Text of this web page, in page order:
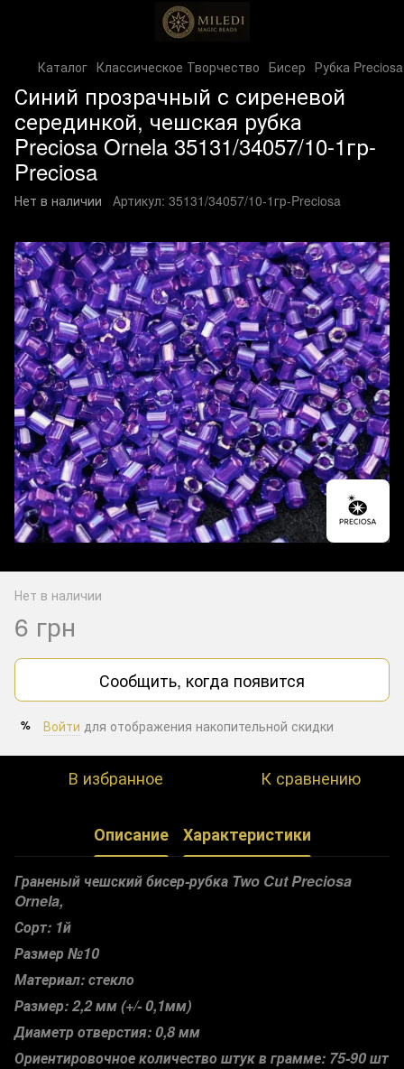
Каталог Классическое Творчество Бисер Рубка
Синий прозрачный с сиреневой
серединкой, чешская рубка
Preciosa Ornela 35131/34057/10-1гр-
Preciosa
Нет в наличии Артикул: 35131/34057/10-1гр-Preciosa
Нет в наличии
6 грн
Сообщить, когда появится
% Войти для отображения накопительной скидки
В избранное К сравнению
Описание Характеристики
Граненый чешский бисер-рубка Two Cut Preciosa
Ornela,
Сорт: 1й
Размер №10
Материал: стекло
Размер: 2,2 мм (+/- 0,1мм)
Диаметр отверстия: 0,8 мм
Ориентировочное количество штук в грамме: 75-90 шт